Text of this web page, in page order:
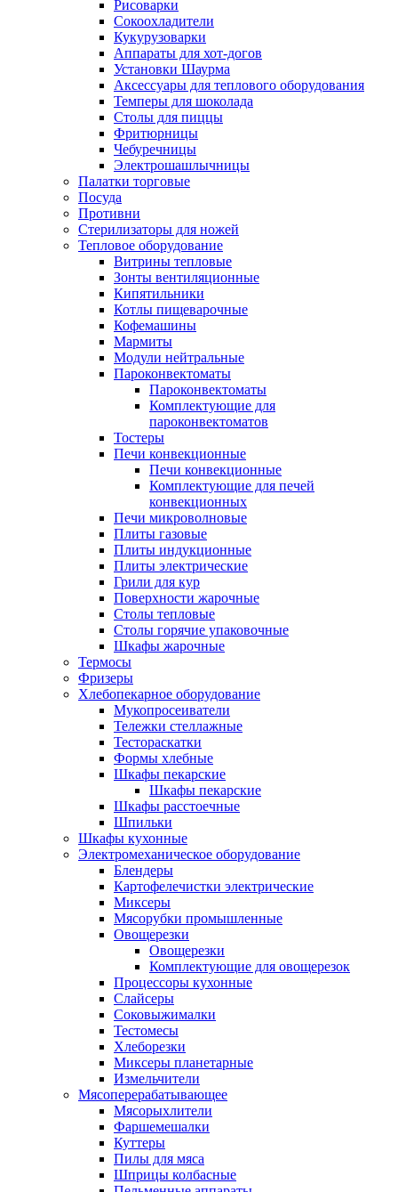
Рисоварки
Сокоохладители
Кукурузоварки
Аппараты для хот-догов
Установки Шаурма
Аксессуары для теплового оборудования
Темперы для шоколада
Столы для пиццы
Фритюрницы
Чебуречницы
Электрошашлычницы
Палатки торговые
Посуда
Противни
Стерилизаторы для ножей
Тепловое оборудование
Витрины тепловые
Зонты вентиляционные
Кипятильники
Котлы пищеварочные
Кофемашины
Мармиты
Модули нейтральные
Пароконвектоматы
Пароконвектоматы
Комплектующие для
пароконвектоматов
Тостеры
Печи конвекционные
Печи конвекционные
Комплектующие для печей
конвекционных
Печи микроволновые
Плиты газовые
Плиты индукционные
Плиты электрические
Грили для кур
Поверхности жарочные
Столы тепловые
Столы горячие упаковочные
Шкафы жарочные
Термосы
Фризеры
Хлебопекарное оборудование
Мукопросеиватели
Тележки стеллажные
Тестораскатки
Формы хлебные
Шкафы пекарские
Шкафы пекарские
Шкафы расстоечные
Шпильки
Шкафы кухонные
Электромеханическое оборудование
Блендеры
Картофелечистки электрические
Миксеры
Мясорубки промышленные
Овощерезки
Овощерезки
Комплектующие для овощерезок
Процессоры кухонные
Слайсеры
Соковыжималки
Тестомесы
Хлеборезки
Миксеры планетарные
Измельчители
Мясоперерабатывающее
Мясорыхлители
Фаршемешалки
Куттеры
Пилы для мяса
Шприцы колбасные